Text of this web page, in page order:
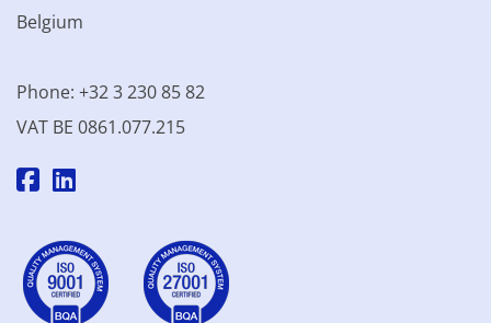
Belgium
Phone: +32 3 230 85 82
VAT BE 0861.077.215